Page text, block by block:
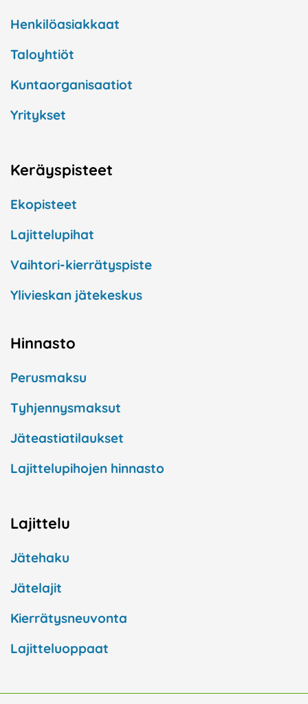
Henkilöasiakkaat
Taloyhtiöt
Kuntaorganisaatiot
Yritykset
Keräyspisteet
Ekopisteet
Lajittelupihat
Vaihtori-kierrätyspiste
Ylivieskan jätekeskus
Hinnasto
Perusmaksu
Tyhjennysmaksut
Jäteastiatilaukset
Lajittelupihojen hinnasto
Lajittelu
Jätehaku
Jätelajit
Kierrätysneuvonta
Lajitteluoppaat